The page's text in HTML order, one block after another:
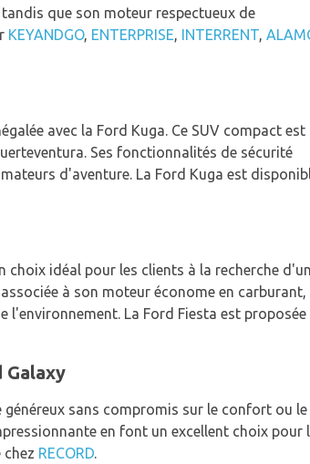
que son moteur respectueux de
KEYANDGO, ENTERPRISE, INTERRENT,
avec la Ford Kuga. Ce SUV compact est
Ses fonctionnalités de sécurité
d'aventure. La Ford Kuga est
idéal pour les clients à la recherche
à son moteur économe en carburant,
l'environnement. La Ford Fiesta est proposée
Galaxy
sans compromis sur le confort ou le
en font un excellent choix pour
RECORD.